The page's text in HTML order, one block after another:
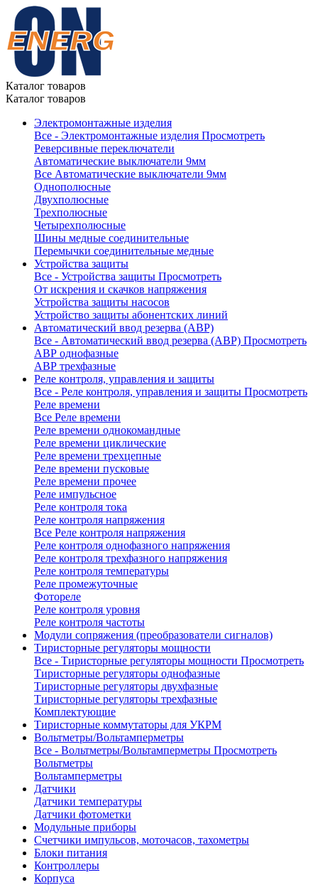
Каталог товаров
Каталог товаров
Электромонтажные изделия
Все - Электромонтажные изделия Просмотреть
Реверсивные переключатели
Автоматические выключатели 9мм
Все Автоматические выключатели 9мм
Однополюсные
Двухполюсные
Трехполюсные
Четырехполюсные
Шины медные соединительные
Перемычки соединительные медные
Устройства защиты
Все - Устройства защиты Просмотреть
От искрения и скачков напряжения
Устройства защиты насосов
Устройство защиты абонентских линий
Автоматический ввод резерва (АВР)
Все - Автоматический ввод резерва (АВР) Просмотреть
АВР однофазные
АВР трехфазные
Реле контроля, управления и защиты
Все - Реле контроля, управления и защиты Просмотреть
Реле времени
Все Реле времени
Реле времени однокомандные
Реле времени циклические
Реле времени трехцепные
Реле времени пусковые
Реле времени прочее
Реле импульсное
Реле контроля тока
Реле контроля напряжения
Все Реле контроля напряжения
Реле контроля однофазного напряжения
Реле контроля трехфазного напряжения
Реле контроля температуры
Реле промежуточные
Фотореле
Реле контроля уровня
Реле контроля частоты
Модули сопряжения (преобразователи сигналов)
Тиристорные регуляторы мощности
Все - Тиристорные регуляторы мощности Просмотреть
Тиристорные регуляторы однофазные
Тиристорные регуляторы двухфазные
Тиристорные регуляторы трехфазные
Комплектующие
Тиристорные коммутаторы для УКРМ
Вольтметры/Вольтамперметры
Все - Вольтметры/Вольтамперметры Просмотреть
Вольтметры
Вольтамперметры
Датчики
Датчики температуры
Датчики фотометки
Модульные приборы
Счетчики импульсов, моточасов, тахометры
Блоки питания
Контроллеры
Корпуса